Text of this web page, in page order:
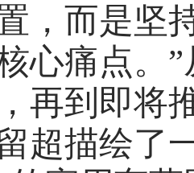
，而是坚
心痛点。
再到即将
超描绘了